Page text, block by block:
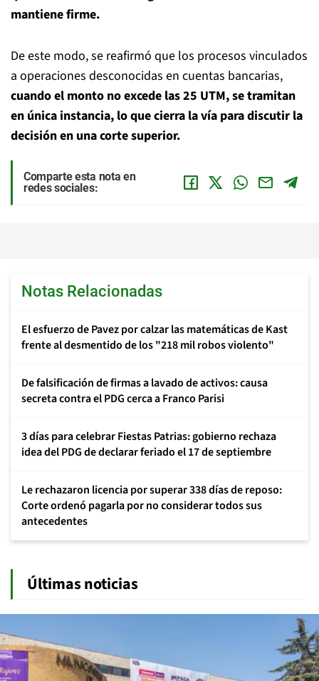
mantiene firme.
De este modo, se reafirmó que los procesos vinculados
a operaciones desconocidas en cuentas bancarias,
cuando el monto no excede las 25 UTM, se tramitan
en única instancia, lo que cierra la vía para discutir la
decisión en una corte superior.
Comparte esta nota en
redes sociales:
Notas Relacionadas
El esfuerzo de Pavez por calzar las matemáticas de Kast
frente al desmentido de los "218 mil robos violento"
De falsificación de firmas a lavado de activos: causa
secreta contra el PDG cerca a Franco Parisi
3 días para celebrar Fiestas Patrias: gobierno rechaza
idea del PDG de declarar feriado el 17 de septiembre
Le rechazaron licencia por superar 338 días de reposo:
Corte ordenó pagarla por no considerar todos sus
antecedentes
Últimas noticias